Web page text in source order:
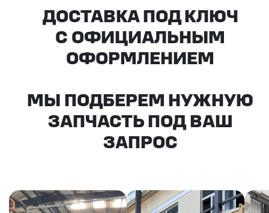
Все агрегаты проходят
промышленную дефектовку, замену
(изношенных узлов), сборку
и испытания на стенде
КАКИЕ ДОКУМЕНТЫ
бухгалтерия примет без вопросов